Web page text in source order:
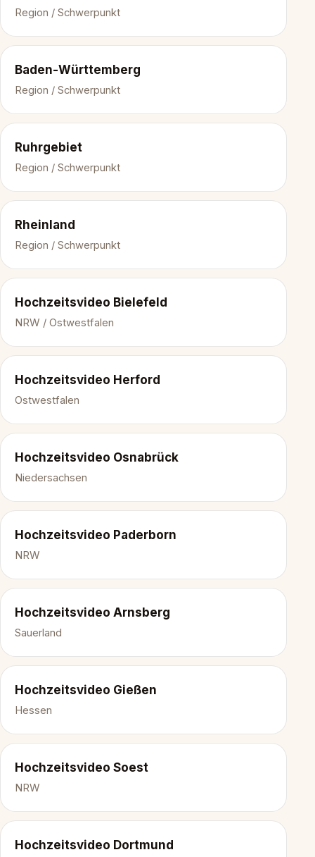
Region / Schwerpunkt
Baden-Württemberg
Region / Schwerpunkt
Ruhrgebiet
Region / Schwerpunkt
Rheinland
Region / Schwerpunkt
Hochzeitsvideo Bielefeld
NRW / Ostwestfalen
Hochzeitsvideo Herford
Ostwestfalen
Hochzeitsvideo Osnabrück
Niedersachsen
Hochzeitsvideo Paderborn
NRW
Hochzeitsvideo Arnsberg
Sauerland
Hochzeitsvideo Gießen
Hessen
Hochzeitsvideo Soest
NRW
Hochzeitsvideo Dortmund